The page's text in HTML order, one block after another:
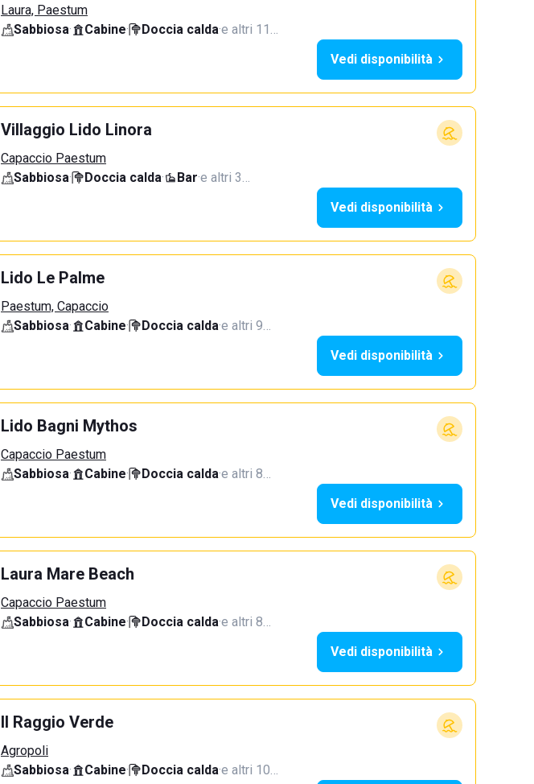
Laura, Paestum
Sabbiosa· Cabine· Doccia calda·e altri 11…
Vedi disponibilità
Villaggio Lido Linora
Capaccio Paestum
Sabbiosa· Doccia calda· Bar·e altri 3…
Vedi disponibilità
Lido Le Palme
Paestum, Capaccio
Sabbiosa· Cabine· Doccia calda·e altri 9…
Vedi disponibilità
Lido Bagni Mythos
Capaccio Paestum
Sabbiosa· Cabine· Doccia calda·e altri 8…
Vedi disponibilità
Laura Mare Beach
Capaccio Paestum
Sabbiosa· Cabine· Doccia calda·e altri 8…
Vedi disponibilità
Il Raggio Verde
Agropoli
Sabbiosa· Cabine· Doccia calda·e altri 10…